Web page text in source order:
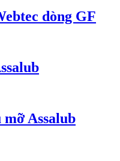
dòng GF
Assalub